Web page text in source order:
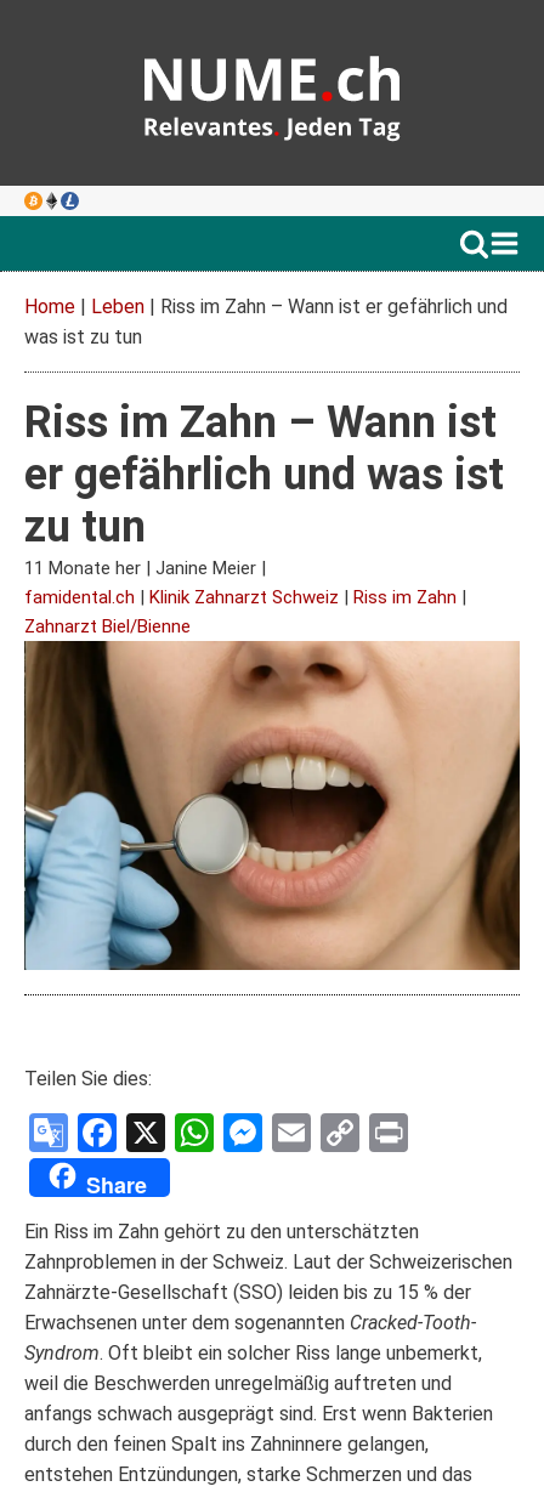
Home | Leben | Riss im Zahn – Wann ist er gefährlich und
was ist zu tun
Riss im Zahn – Wann ist
er gefährlich und was ist
zu tun
11 Monate her | Janine Meier |
famidental.ch | Klinik Zahnarzt Schweiz | Riss im Zahn |
Zahnarzt Biel/Bienne
Teilen Sie dies:
Google
Translate
Facebook
X WhatsApp
Messenger
Email
Copy
Share
Ein Riss im Zahn gehört zu den unterschätzten
Zahnproblemen in der Schweiz. Laut der Schweizerischen
Zahnärzte-Gesellschaft (SSO) leiden bis zu 15 % der
Erwachsenen unter dem sogenannten Cracked-Tooth-
Syndrom. Oft bleibt ein solcher Riss lange unbemerkt,
weil die Beschwerden unregelmäßig auftreten und
anfangs schwach ausgeprägt sind. Erst wenn Bakterien
durch den feinen Spalt ins Zahninnere gelangen,
entstehen Entzündungen, starke Schmerzen und das